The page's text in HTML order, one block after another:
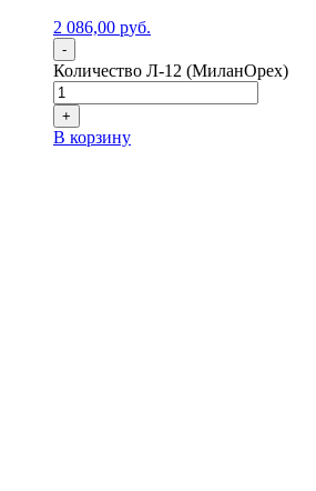
2 086,00 руб.
-
Количество Л-12 (МиланОрех)
+
В корзину